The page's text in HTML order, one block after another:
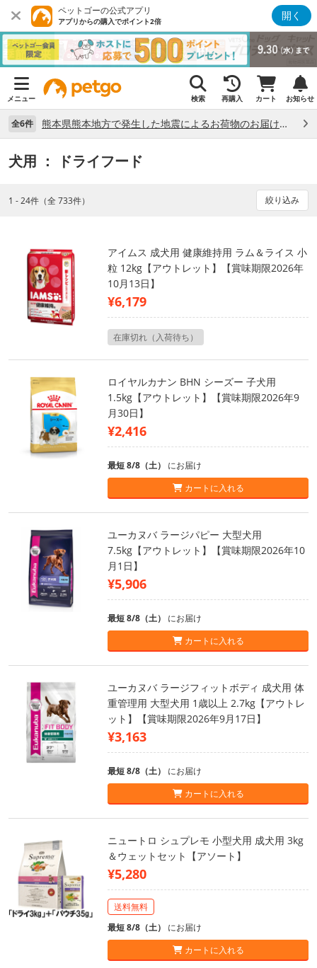
ペットゴーの公式アプリ
アプリからの購入でポイント2倍 開く
メニュー 検索 再購入 カート お知らせ
全6件 熊本県熊本地方で発生した地震によるお荷物のお届け状況について （7/28）
犬用 ： ドライフード
1 - 24件（全 733件） 絞り込み
アイムス 成犬用 健康維持用 ラム＆ライス 小
粒 12kg【アウトレット】【賞味期限2026年
10月13日】
¥6,179
在庫切れ（入荷待ち）
ロイヤルカナン BHN シーズー 子犬用
1.5kg【アウトレット】【賞味期限2026年9
月30日】
¥2,416
最短 8/8（土） にお届け
カートに入れる
ユーカヌバ ラージパピー 大型犬用
7.5kg【アウトレット】【賞味期限2026年10
月1日】
¥5,906
最短 8/8（土） にお届け
カートに入れる
ユーカヌバ ラージフィットボディ 成犬用 体
重管理用 大型犬用 1歳以上 2.7kg【アウトレ
ット】【賞味期限2026年9月17日】
¥3,163
最短 8/8（土） にお届け
カートに入れる
ニュートロ シュプレモ 小型犬用 成犬用 3kg
＆ウェットセット【アソート】
¥5,280
送料無料
最短 8/8（土） にお届け
カートに入れる